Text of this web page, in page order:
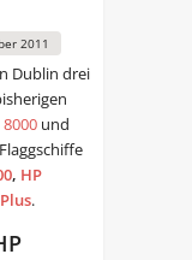
2011
Dublin drei
und
, HP
.